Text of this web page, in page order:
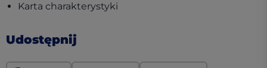
Karta charakterystyki
Udostępnij